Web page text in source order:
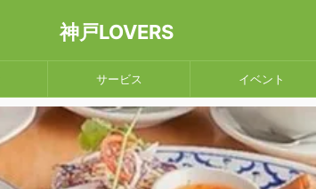
神戸LOVERS
サービス イベント